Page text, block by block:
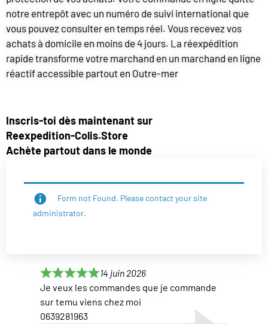
notre entrepôt avec un numéro de suivi international que
vous pouvez consulter en temps réel. Vous recevez vos
achats à domicile en moins de 4 jours. La réexpédition
rapide transforme votre marchand en un marchand en ligne
réactif accessible partout en Outre-mer
Inscris-toi dès maintenant sur
Reexpedition-Colis.Store
Achète partout dans le monde
Form not Found. Please contact your site
administrator.
14 juin 2026
Je veux les commandes que je commande
sur temu viens chez moi
0639281963